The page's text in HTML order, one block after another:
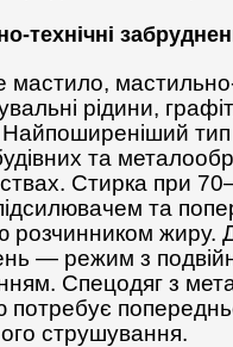
технічні
рідини,
Найпоширеніший
та
Стирка при
та
розчинником жиру.
— режим з
Спецодяг з
потребує
струшування.